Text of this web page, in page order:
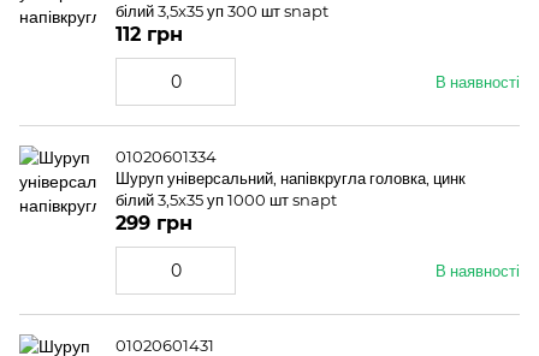
білий 3,5x35 уп 300 шт snapt
В наявності
112 грн
01020601334
Шуруп універсальний, напівкругла головка, цинк
білий 3,5x35 уп 1000 шт snapt
В наявності
299 грн
01020601431